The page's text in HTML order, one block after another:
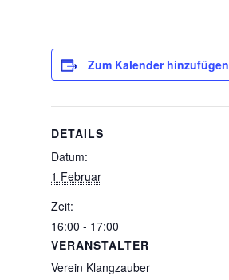
Zum Kalender hinzufügen
DETAILS
Datum:
1 Februar
Zeit:
16:00 - 17:00
VERANSTALTER
Verein Klangzauber